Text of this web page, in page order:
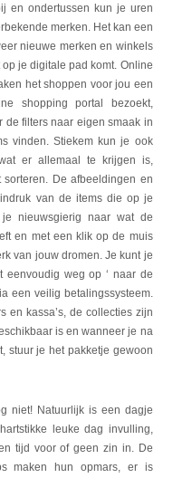
en ondertussen kun je uren
merken. Het kan een
nieuwe merken en winkels
je digitale pad komt. Online
het shoppen voor jou een
shopping portal bezoekt,
de filters naar eigen smaak in
vinden. Stiekem kun je ook
er allemaal te krijgen is,
De afbeeldingen en
van de items die op je
je nieuwsgierig naar wat de
en met een klik op de muis
van jouw dromen. Je kunt je
weg op ‘ naar de
een veilig betalingssysteem.
en kassa’s, de collecties zijn
is en wanneer je na
stuur je het pakketje gewoon
niet! Natuurlijk is een dagje
leuke dag invulling,
tijd voor of geen zin in. De
maken hun opmars, er is